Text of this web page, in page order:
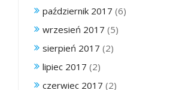
październik 2017 (6)
wrzesień 2017 (5)
sierpień 2017 (2)
lipiec 2017 (2)
czerwiec 2017 (2)